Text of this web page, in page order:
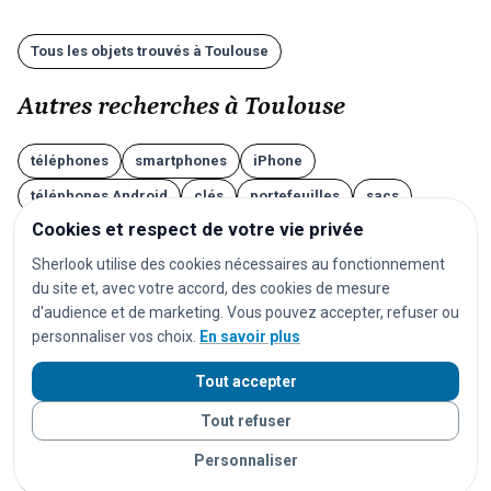
Tous les objets trouvés à Toulouse
Autres recherches à Toulouse
téléphones smartphones iPhone
téléphones Android clés portefeuilles sacs
valises lunettes AirPods écouteurs
casques audio ordinateurs ordinateurs portables
montres connectées
documents cartes d'identité passeports
permis de conduire cartes bancaires
chaussures parapluies doudous jouets
appareils photo instruments de musique vélos
Cookies et respect de votre vie privée
Sherlook utilise des cookies nécessaires au fonctionnement
du site et, avec votre accord, des cookies de mesure
d'audience et de marketing. Vous pouvez accepter, refuser ou
personnaliser vos choix. En savoir plus
Tout accepter
Tout refuser
Personnaliser